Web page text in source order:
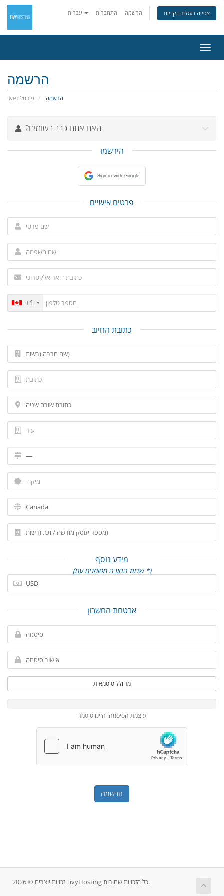
התחברות הרשמה צפייה בעגלת הקניות
ניווט
הרשמה
פורטל ראשי הרשמה
?האם אתם כבר רשומים
הירשמו
Sign in with Google
פרטים אישיים
+1
כתובת החיוב
מידע נוסף
(שדות החובה מסומנים עם *)
אבטחת החשבון
מחולל סיסמאות
עוצמת הסיסמה: הזינו סיסמה
זכויות יוצרים © 2026 TivyHosting כל הזכויות שמורות.